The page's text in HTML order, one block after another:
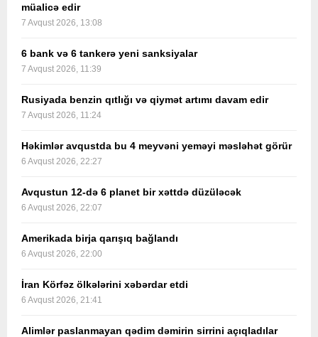
müalicə edir
7 Avqust 2026, 13:08
6 bank və 6 tankerə yeni sanksiyalar
7 Avqust 2026, 11:39
Rusiyada benzin qıtlığı və qiymət artımı davam edir
7 Avqust 2026, 11:24
Həkimlər avqustda bu 4 meyvəni yeməyi məsləhət görür
6 Avqust 2026, 22:27
Avqustun 12-də 6 planet bir xəttdə düzüləcək
6 Avqust 2026, 22:07
Amerikada birja qarışıq bağlandı
6 Avqust 2026, 22:00
İran Körfəz ölkələrini xəbərdar etdi
6 Avqust 2026, 21:41
Alimlər paslanmayan qədim dəmirin sirrini açıqladılar